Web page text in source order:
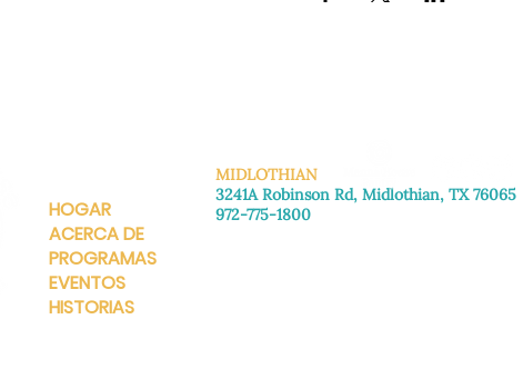
HOGAR
ACERCA DE
PROGRAMAS
EVENTOS
HISTORIAS
MIDLOTHIAN
3241A Robinson Rd, Midlothian, TX 76065
972-775-1800